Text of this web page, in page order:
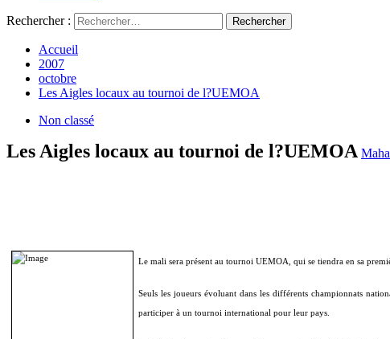
Rechercher :
Accueil
2007
octobre
Les Aigles locaux au tournoi de l?UEMOA
Non classé
Les Aigles locaux au tournoi de l?UEMOA
Le mali sera présent au tournoi UEMOA, qui se tiendra en sa
Seuls les joueurs évoluant dans les différents championnats
participer à un tournoi international pour leur pays.